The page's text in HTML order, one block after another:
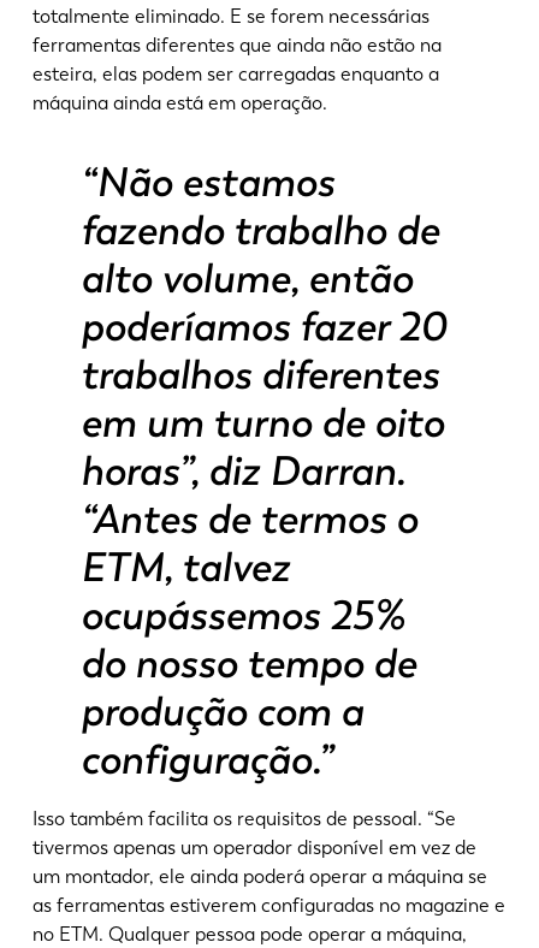
totalmente eliminado. E se forem necessárias
ferramentas diferentes que ainda não estão na
esteira, elas podem ser carregadas enquanto a
máquina ainda está em operação.
“Não estamos
fazendo trabalho de
alto volume, então
poderíamos fazer 20
trabalhos diferentes
em um turno de oito
horas”, diz Darran.
“Antes de termos o
ETM, talvez
ocupássemos 25%
do nosso tempo de
produção com a
configuração.”
Isso também facilita os requisitos de pessoal. “Se
tivermos apenas um operador disponível em vez de
um montador, ele ainda poderá operar a máquina se
as ferramentas estiverem configuradas no magazine e
no ETM. Qualquer pessoa pode operar a máquina,
EN NL
FR EN-US
DE IT
ES PT-PT
PL
KO